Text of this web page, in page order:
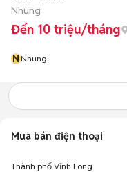
Nhung
Đến 10 triệu/tháng
NNhung
Mua bán điện thoại
Thành phố Vĩnh Long